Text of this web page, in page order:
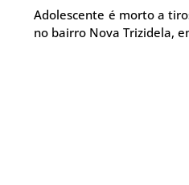
Adolescente é morto a
no bairro Nova Trizidela,